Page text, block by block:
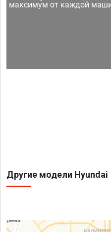
максимум от каждой
Другие модели Hyundai